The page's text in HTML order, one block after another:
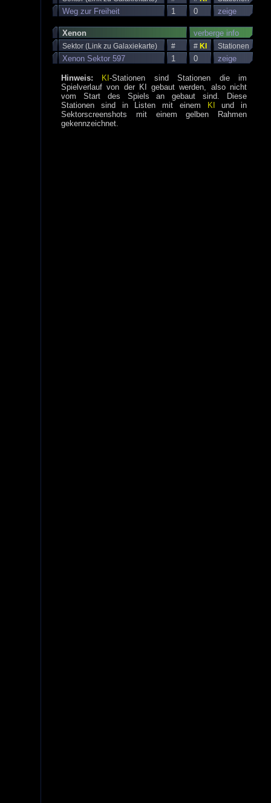
Weg zur Freiheit 1 0 zeige
Xenon verberge info
Sektor (Link zu Galaxiekarte) # # KI Stationen
Xenon Sektor 597 1 0 zeige
Hinweis: KI-Stationen sind Stationen die im
Spielverlauf von der KI gebaut werden, also nicht
vom Start des Spiels an gebaut sind. Diese
Stationen sind in Listen mit einem
KI
und in
Sektorscreenshots mit einem gelben Rahmen
gekennzeichnet.